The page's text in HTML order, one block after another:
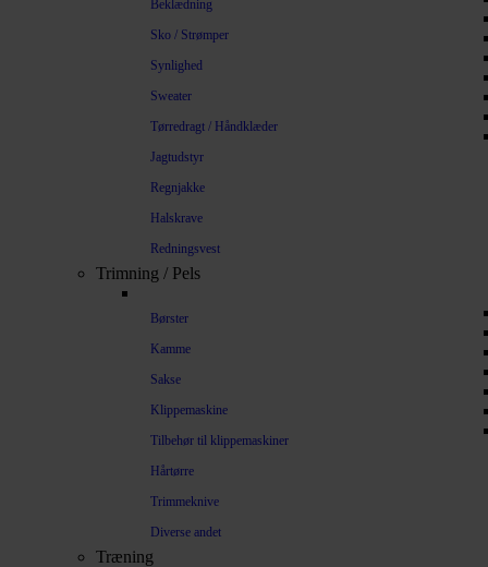
Beklædning
Sko / Strømper
Synlighed
Sweater
Tørredragt / Håndklæder
Jagtudstyr
Regnjakke
Halskrave
Redningsvest
Trimning / Pels
Børster
Kamme
Sakse
Klippemaskine
Tilbehør til klippemaskiner
Hårtørre
Trimmeknive
Diverse andet
Træning